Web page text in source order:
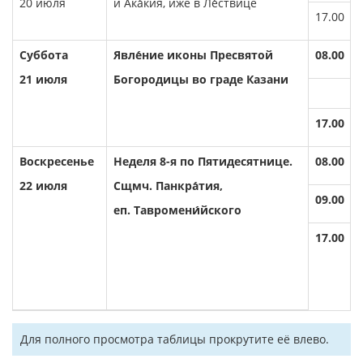
17.00
Суббота
21 июля
Явле́ние иконы Пресвятой
Богородицы во граде Казани
08.00
17.00
Воскресенье
22 июля
Неделя 8-я по Пятидесятнице.
Сщмч. Панкра́тия,
еп. Тавромени́йского
08.00
09.00
17.00
Для полного просмотра таблицы прокрутите её влево.